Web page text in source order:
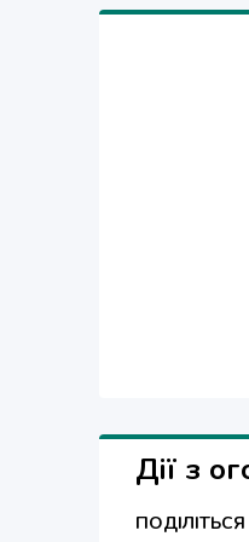
Дії з